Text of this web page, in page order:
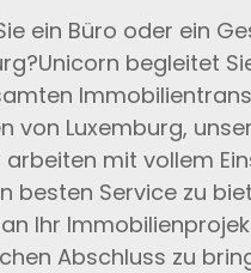
ein Büro oder ein
begleitet
von Luxemburg,
arbeiten mit vollem
besten Service zu
Ihr
Abschluss zu